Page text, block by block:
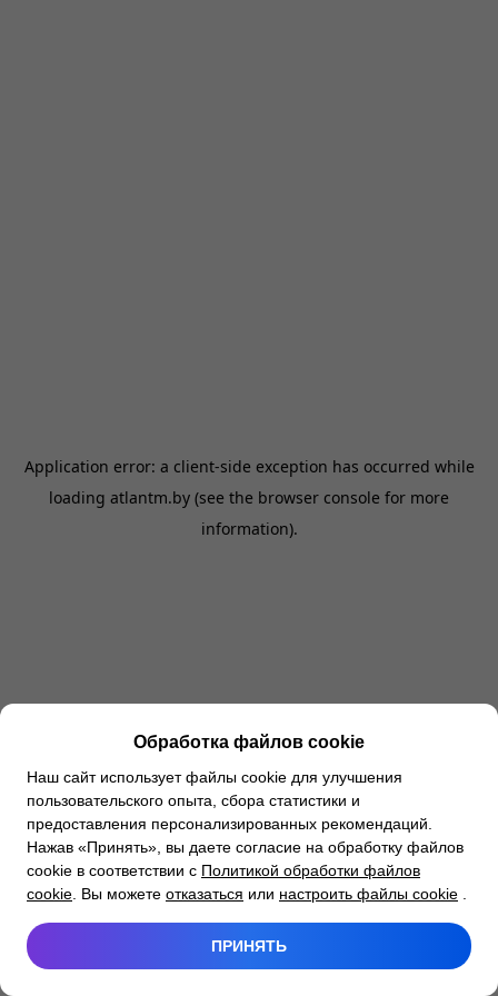
Application error: a client-side exception has occurred while
loading atlantm.by (see the browser console for more
information).
Обработка файлов cookie
Наш сайт использует файлы cookie для улучшения
пользовательского опыта, сбора статистики и
предоставления персонализированных рекомендаций.
Нажав «Принять», вы даете согласие на обработку файлов
cookie в соответствии с Политикой обработки файлов
cookie . Вы можете отказаться или настроить файлы cookie
ПРИНЯТЬ